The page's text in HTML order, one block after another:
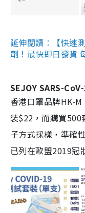
延伸閱讀：【快速
劑！最快即日發貨
SEJOY SARS-
香港口罩品牌HK-
裝$22，而購買500
子方式採樣，準確
已列在歐盟2019冠